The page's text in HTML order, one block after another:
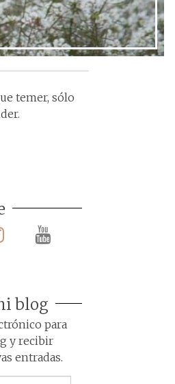
al post
temer, sólo
blog
para
y recibir
entradas.